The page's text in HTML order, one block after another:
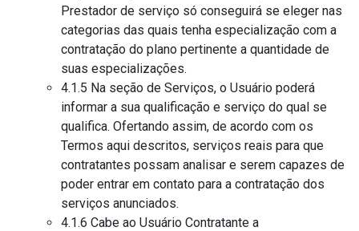
Prestador de serviço só conseguirá se eleger nas
categorias das quais tenha especialização com a
contratação do plano pertinente a quantidade de
suas especializações.
4.1.5 Na seção de Serviços, o Usuário poderá
informar a sua qualificação e serviço do qual se
qualifica. Ofertando assim, de acordo com os
Termos aqui descritos, serviços reais para que
contratantes possam analisar e serem capazes de
poder entrar em contato para a contratação dos
serviços anunciados.
4.1.6 Cabe ao Usuário Contratante a